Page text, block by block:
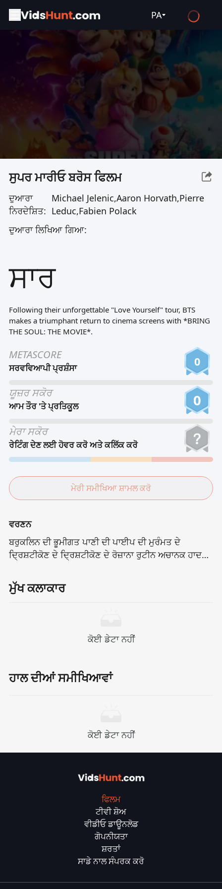
PA
English
Español
Français
Deutsch
Русский
日本語
Türkçe
ਪੰਜਾਬੀ
தமிழ்
ਸੁਪਰ ਮਾਰੀਓ ਬਰੋਸ ਫਿਲਮ
ਦੁਆਰਾ
ਨਿਰਦੇਸ਼ਿਤ:
Michael Jelenic,Aaron Horvath,Pierre
Leduc,Fabien Polack
ਦੁਆਰਾ ਲਿਖਿਆ ਗਿਆ:
ਸਾਰ
Following their unforgettable "Love Yourself" tour, BTS
makes a triumphant return to cinema screens with *BRING
THE SOUL: THE MOVIE*.
METASCORE
ਸਰਵਵਿਆਪੀ ਪ੍ਰਸ਼ੰਸਾ 0
ਯੂਜ਼ਰ ਸਕੋਰ
ਆਮ ਤੌਰ 'ਤੇ ਪ੍ਰਤਿਕੂਲ 0
ਮੇਰਾ ਸਕੋਰ
ਰੇਟਿੰਗ ਦੇਣ ਲਈ ਹੋਵਰ ਕਰੋ ਅਤੇ ਕਲਿੱਕ ਕਰੋ
ਮੇਰੀ ਸਮੀਖਿਆ ਸ਼ਾਮਲ ਕਰੋ
ਵਰਣਨ
ਬਰੁਕਲਿਨ ਦੀ ਭੂਮੀਗਤ ਪਾਣੀ ਦੀ ਪਾਈਪ ਦੀ ਮੁਰੰਮਤ ਦੇ
ਦ੍ਰਿਸ਼ਟੀਕੋਣ ਦੇ ਦ੍ਰਿਸ਼ਟੀਕੋਣ ਦੇ ਰੋਜ਼ਾਨਾ ਰੁਟੀਨ ਅਚਾਨਕ ਹਾਦਸੇ
ਚਮਤਕਾਰਾਂ ਨਾਲ ਭਰੀ ਵੱਖਰੀ ਦੁਨੀਆਂ ਵਿਚ ਚੂਸ ਰਹੀ.ਇਸ ਰੰਗੀਨ
ਪਰ ਖਤਰਨਾਕ ਨਵੇਂ ਮਾਹੌਲ ਵਿਚ ਦੋ ਭਰਾ ਬਦਕਿਸਮਤੀ ਨਾਲ ਵੱਖ ਹੋ
ਇਸ ਵਾਕ ਲਈ "ਮੈਨੂੰ ਚਾਹੀਦਾ ਹੈ."ਇਹ ਸਿਰਫ ਮੁਕਤੀ ਦੀ ਯਾਤਰਾ
ਹੀ ਨਹੀਂ, ਬਲਕਿ ਭਾਈਚਾਰੇ ਲਈ ਸਭ ਤੋਂ ਡੂੰਘੀ ਗਵਾਹੀ ਵੀ ਹੈ.
ਮੁੱਖ ਕਲਾਕਾਰ
ਕੋਈ ਡੇਟਾ ਨਹੀਂ
ਹਾਲ ਦੀਆਂ ਸਮੀਖਿਆਵਾਂ
ਕੋਈ ਡੇਟਾ ਨਹੀਂ
ਫਿਲਮ
ਟੀਵੀ ਸ਼ੋਅ
ਵੀਡੀਓ ਡਾਊਨਲੋਡ
ਗੋਪਨੀਯਤਾ
ਸ਼ਰਤਾਂ
ਸਾਡੇ ਨਾਲ ਸੰਪਰਕ ਕਰੋ